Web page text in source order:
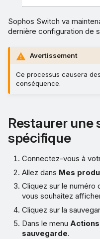
Sophos Switch va
dernière configuration de
Avertissement
Ce processus causera
conséquence.
Restaurer une
spécifique
Connectez-vous à
Allez dans Mes
Cliquez sur le numéro
vous souhaitez
Cliquez sur la
Dans le menuActions
sauvegarde.